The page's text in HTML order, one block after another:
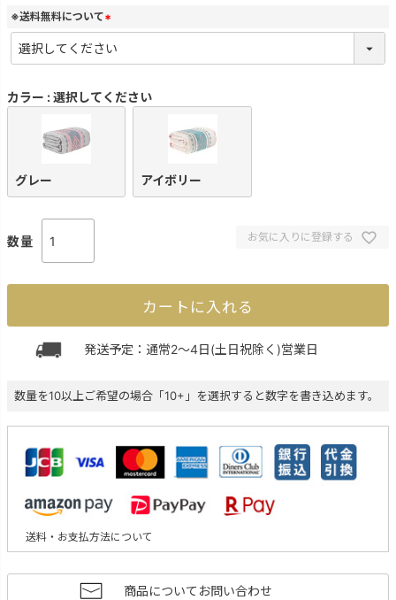
※送料無料について
(
必
須
カラー 選択してください
グレー アイボリー
お気に入りに登録する
カートに入れる
発送予定：通常2～4日(土日祝除く)営業日
数量を10以上ご希望の場合「10+」を選択すると数字を書き込めます。
送料・お支払方法について
商品についてお問い合わせ